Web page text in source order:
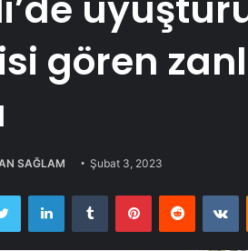
gören
SAĞLAM Şubat 3, 2023
Twitter LinkedInTumblr PinterestReddit